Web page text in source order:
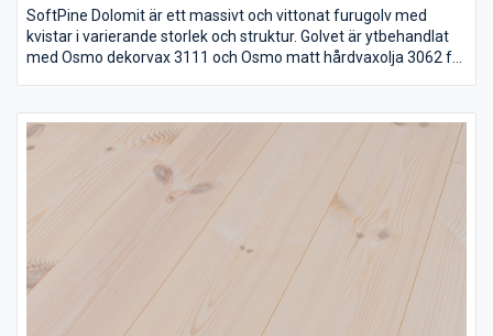
SoftPine Dolomit är ett massivt och vittonat furugolv med
kvistar i varierande storlek och struktur. Golvet är ytbehandlat
med Osmo dekorvax 3111 och Osmo matt hårdvaxolja 3062 för